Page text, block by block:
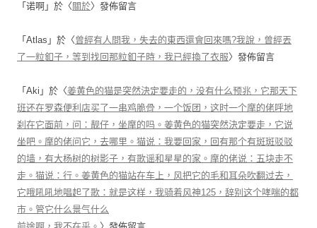
「 诺啊 」於〈 關於〉發佈留言
「 Atlas 」於〈曾經有人問我，失去的東西還會回來嗎?我說，曾經丟
了一粒釦子，等到找回那粒釦子時，我已經換了衣服〉發佈留言
「 Aki 」於〈姜黄色的猫是突然決定要走的，没有什么预兆，它那天下
班还在罗森便利店买了一串鸡脆骨，一个饭团，这时一个摩的佬呼地
刹在它面前，问：靓仔，坐摩的吗。姜黄色的猫突然決定要走，它说
坐吧。摩的佬问它，去哪里。猫说：我要回家，回有那个有斑斑驳驳
的墙，有大杨树的树影子，有歌谣和星星的家。摩的佬说：五块走不
走。猫说：行。姜黄色的猫站在车上，风把它的毛和耳朵吹翻过去，
它哦吼吼地唱起了歌：就是这样，我骑着风神125，辞别这个哮喘的都
市。管它什么景气什么